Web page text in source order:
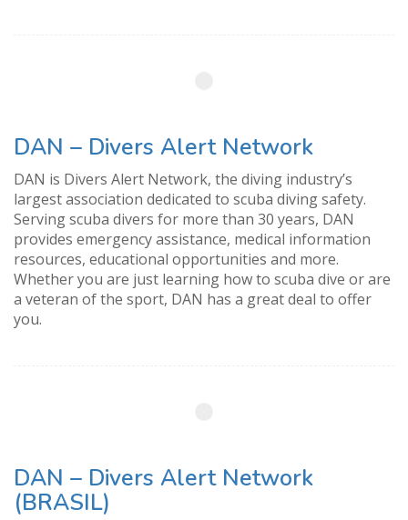
DAN – Divers Alert Network
DAN is Divers Alert Network, the diving industry’s
largest association dedicated to scuba diving safety.
Serving scuba divers for more than 30 years, DAN
provides emergency assistance, medical information
resources, educational opportunities and more.
Whether you are just learning how to scuba dive or are
a veteran of the sport, DAN has a great deal to offer
you.
DAN – Divers Alert Network
(BRASIL)